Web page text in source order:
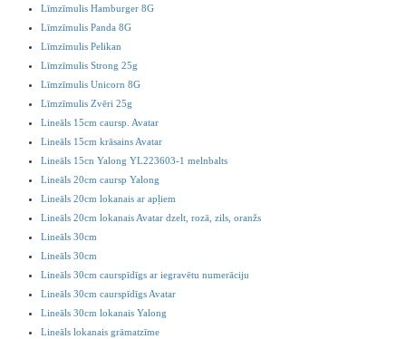
Līmzīmulis Hamburger 8G
Līmzīmulis Panda 8G
Līmzīmulis Pelikan
Līmzīmulis Strong 25g
Līmzīmulis Unicorn 8G
Līmzīmulis Zvēri 25g
Lineāls 15cm caursp. Avatar
Lineāls 15cm krāsains Avatar
Lineāls 15cn Yalong YL223603-1 melnbalts
Lineāls 20cm caursp Yalong
Lineāls 20cm lokanais ar apļiem
Lineāls 20cm lokanais Avatar dzelt, rozā, zils, oranžs
Lineāls 30cm
Lineāls 30cm
Lineāls 30cm caurspīdīgs ar iegravētu numerāciju
Lineāls 30cm caurspīdīgs Avatar
Lineāls 30cm lokanais Yalong
Lineāls lokanais grāmatzīme